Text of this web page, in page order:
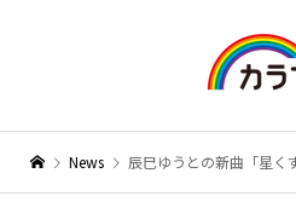
News 辰巳ゆうとの新曲「星くずセレナーデ」が6作連